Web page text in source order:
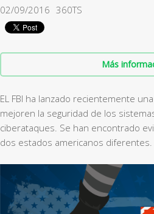
02/09/2016 360TS
Más
EL FBI ha lanzado recientemente
mejoren la seguridad de los
ciberataques. Se han encontrado
dos estados americanos diferentes.